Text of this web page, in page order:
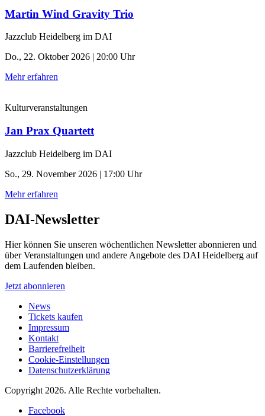
Martin Wind Gravity Trio
Jazzclub Heidelberg im DAI
Do., 22. Oktober 2026 | 20:00 Uhr
Mehr erfahren
Kulturveranstaltungen
Jan Prax Quartett
Jazzclub Heidelberg im DAI
So., 29. November 2026 | 17:00 Uhr
Mehr erfahren
DAI-Newsletter
Hier können Sie unseren wöchentlichen Newsletter abonnieren und
über Veranstaltungen und andere Angebote des DAI Heidelberg auf
dem Laufenden bleiben.
Jetzt abonnieren
News
Tickets kaufen
Impressum
Kontakt
Barrierefreiheit
Cookie-Einstellungen
Datenschutzerklärung
Copyright 2026. Alle Rechte vorbehalten.
Facebook